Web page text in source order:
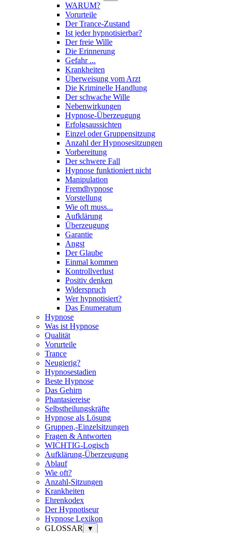
WARUM?
Vorurteile
Der Trance-Zustand
Ist jeder hypnotisierbar?
Der freie Wille
Die Erinnerung
Gefahr ...
Krankheiten
Überweisung vom Arzt
Die Kriminelle Handlung
Der schwache Wille
Nebenwirkungen
Hypnose-Überzeugung
Erfolgsaussichten
Einzel oder Gruppensitzung
Anzahl der Hypnosesitzungen
Vorbereitung
Der schwere Fall
Hypnose funktioniert nicht
Manipulation
Fremdhypnose
Vorstellung
Wie oft muss...
Aufklärung
Überzeugung
Garantie
Angst
Der Glaube
Einmal kommen
Kontrollverlust
Positiv denken
Widerspruch
Wer hypnotisiert?
Das Enumeratum
Hypnose
Was ist Hypnose
Qualität
Vorurteile
Trance
Neugierig?
Hypnosestadien
Beste Hypnose
Das Gehirn
Phantasiereise
Selbstheilungskräfte
Hypnose als Lösung
Gruppen,-Einzelsitzungen
Fragen & Antworten
WICHTIG-Logisch
Aufklärung-Überzeugung
Ablauf
Wie oft?
Anzahl-Sitzungen
Krankheiten
Ehrenkodex
Der Hypnotiseur
Hypnose Lexikon
GLOSSAR
▼